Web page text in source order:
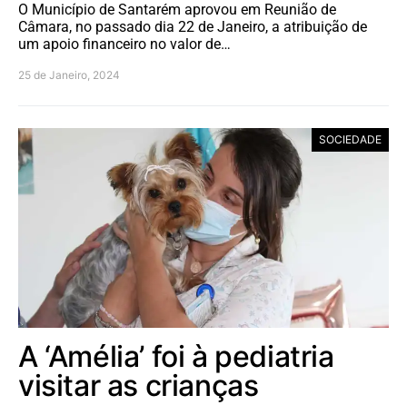
O Município de Santarém aprovou em Reunião de
Câmara, no passado dia 22 de Janeiro, a atribuição de
um apoio financeiro no valor de…
25 de Janeiro, 2024
SOCIEDADE
A ‘Amélia’ foi à pediatria
visitar as crianças